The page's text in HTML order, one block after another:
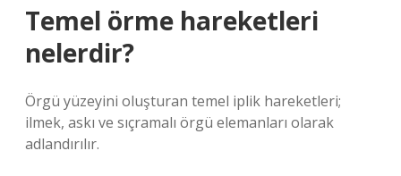
Temel örme hareketleri
nelerdir?
Örgü yüzeyini oluşturan temel iplik hareketleri;
ilmek, askı ve sıçramalı örgü elemanları olarak
adlandırılır.